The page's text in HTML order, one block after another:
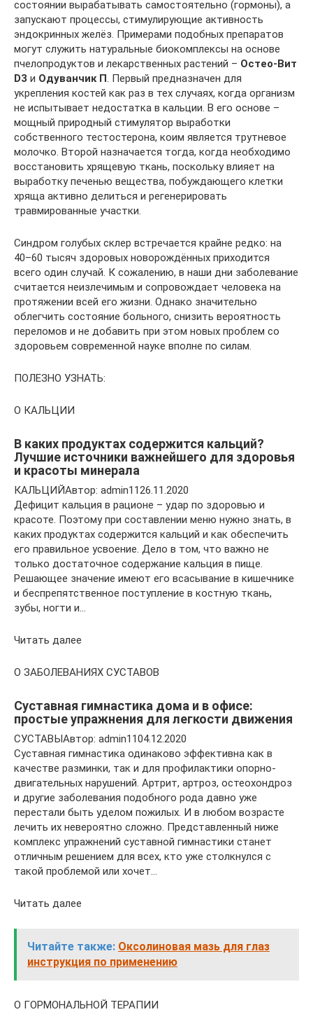
состоянии вырабатывать самостоятельно (гормоны), а
запускают процессы, стимулирующие активность
эндокринных желёз. Примерами подобных препаратов
могут служить натуральные биокомплексы на основе
пчелопродуктов и лекарственных растений – Остео-Вит
D3 и Одуванчик П. Первый предназначен для
укрепления костей как раз в тех случаях, когда организм
не испытывает недостатка в кальции. В его основе –
мощный природный стимулятор выработки
собственного тестостерона, коим является трутневое
молочко. Второй назначается тогда, когда необходимо
восстановить хрящевую ткань, поскольку влияет на
выработку печенью вещества, побуждающего клетки
хряща активно делиться и регенерировать
травмированные участки.
Синдром голубых склер встречается крайне редко: на
40–60 тысяч здоровых новорождённых приходится
всего один случай. К сожалению, в наши дни заболевание
считается неизлечимым и сопровождает человека на
протяжении всей его жизни. Однако значительно
облегчить состояние больного, снизить вероятность
переломов и не добавить при этом новых проблем со
здоровьем современной науке вполне по силам.
ПОЛЕЗНО УЗНАТЬ:
О КАЛЬЦИИ
В каких продуктах содержится кальций?
Лучшие источники важнейшего для здоровья
и красоты минерала
КАЛЬЦИЙАвтор: admin1126.11.2020
Дефицит кальция в рационе – удар по здоровью и
красоте. Поэтому при составлении меню нужно знать, в
каких продуктах содержится кальций и как обеспечить
его правильное усвоение. Дело в том, что важно не
только достаточное содержание кальция в пище.
Решающее значение имеют его всасывание в кишечнике
и беспрепятственное поступление в костную ткань,
зубы, ногти и…
Читать далее
О ЗАБОЛЕВАНИЯХ СУСТАВОВ
Суставная гимнастика дома и в офисе:
простые упражнения для легкости движения
СУСТАВЫАвтор: admin1104.12.2020
Суставная гимнастика одинаково эффективна как в
качестве разминки, так и для профилактики опорно-
двигательных нарушений. Артрит, артроз, остеохондроз
и другие заболевания подобного рода давно уже
перестали быть уделом пожилых. И в любом возрасте
лечить их невероятно сложно. Представленный ниже
комплекс упражнений суставной гимнастики станет
отличным решением для всех, кто уже столкнулся с
такой проблемой или хочет…
Читать далее
Читайте также: Оксолиновая мазь для глаз
инструкция по применению
О ГОРМОНАЛЬНОЙ ТЕРАПИИ